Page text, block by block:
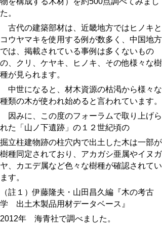
た。
古代の建築部材は、近畿地方ではヒノキと
コウヤマキを使用する例が数多く、 中国地方
では、掲載されている事例は多くないもの
の、クリ、ケヤキ、ヒノキ、その他様々な樹
種が見られます。
中世になると、材木資源の枯渇から様々な
種類の木が使われ始めると言われています。
因みに、この度のフォーラムで取り上げら
れた「山ノ下遺跡」の１２世紀頃の
掘立柱建物跡の柱穴内で出土した木は一部が
樹種同定されており、アカガシ亜属やイヌガ
ヤ、カエデ属など色々な樹種が確認されてい
ます。
（註１）伊藤隆夫・山田昌久編『木の考古
学 出土木製品用材データベース』
2012年 海青社で調べました。